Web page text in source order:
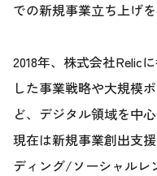
での新規事業立ち上げ
2018年、株式会社Relic
した事業戦略や大規模
ど、デジタル領域を中
現在は新規事業創出支
ディング/ソーシャルレ